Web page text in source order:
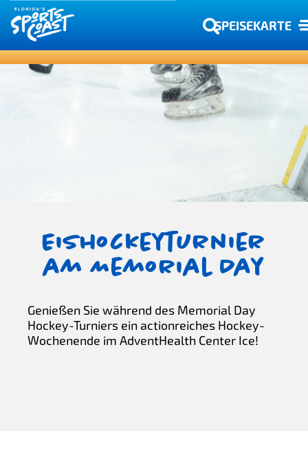
SPEISEKARTE
Eishockeyturnier
am Memorial Day
Genießen Sie während des Memorial Day
Hockey-Turniers ein actionreiches Hockey-
Wochenende im AdventHealth Center Ice!